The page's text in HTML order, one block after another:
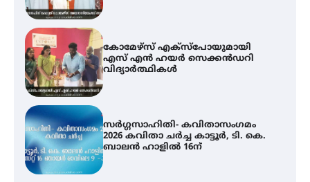
കോമേഴ്സ് എക്സ്പോയുമായി
എസ് എൻ ഹയർ സെക്കൻഡറി
വിദ്യാർത്ഥികൾ
സർഗ്ഗസാഹിതി- കവിതാസംഗമം
2026 കവിതാ ചർച്ച കാട്ടൂർ, ടി. കെ.
ബാലൻ ഹാളിൽ 16ന്